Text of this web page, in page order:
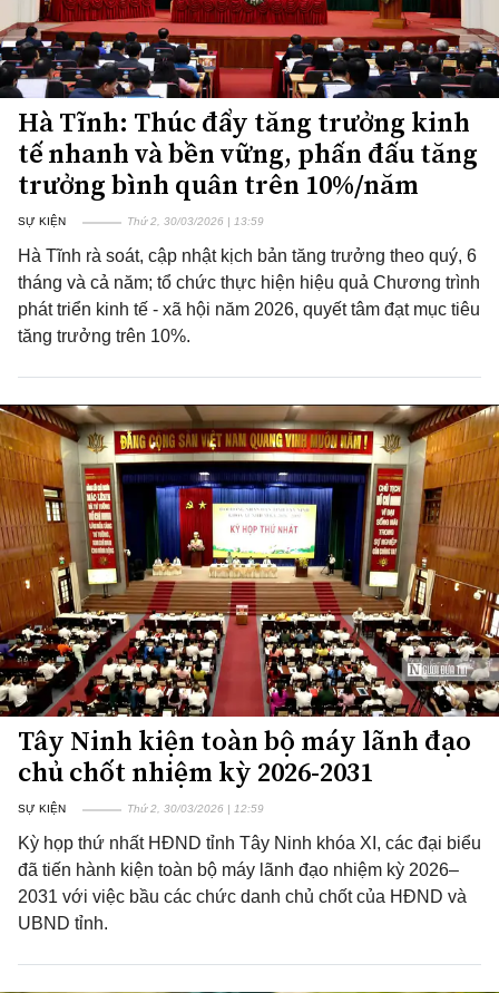
Hà Tĩnh: Thúc đẩy tăng trưởng kinh
tế nhanh và bền vững, phấn đấu tăng
trưởng bình quân trên 10%/năm
SỰ KIỆN Thứ 2, 30/03/2026 | 13:59
Hà Tĩnh rà soát, cập nhật kịch bản tăng trưởng theo quý, 6
tháng và cả năm; tổ chức thực hiện hiệu quả Chương trình
phát triển kinh tế - xã hội năm 2026, quyết tâm đạt mục tiêu
tăng trưởng trên 10%.
Tây Ninh kiện toàn bộ máy lãnh đạo
chủ chốt nhiệm kỳ 2026-2031
SỰ KIỆN Thứ 2, 30/03/2026 | 12:59
Kỳ họp thứ nhất HĐND tỉnh Tây Ninh khóa XI, các đại biểu
đã tiến hành kiện toàn bộ máy lãnh đạo nhiệm kỳ 2026–
2031 với việc bầu các chức danh chủ chốt của HĐND và
UBND tỉnh.